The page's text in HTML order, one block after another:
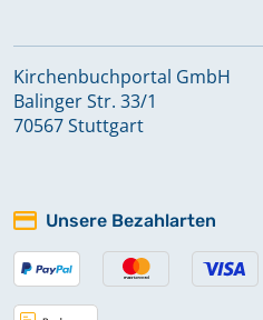
Kirchenbuchportal GmbH
Balinger Str. 33/1
70567 Stuttgart
Unsere Bezahlarten